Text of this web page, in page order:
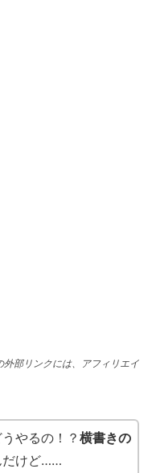
部リンクには、アフィリエイ
やるの！？横書きの
だけど……